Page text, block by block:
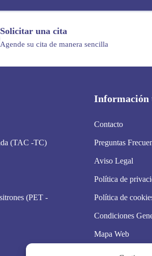
Solicitar una cita
Agende su cita de manera sencilla
(TAC -TC)
(PET -
Información
Contacto
Preguntas
Aviso Legal
Política de
Política de
Condiciones
Mapa Web